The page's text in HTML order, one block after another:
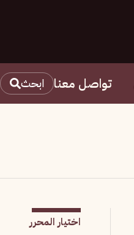
تواصل معنا ابحث
اختيار المحرر